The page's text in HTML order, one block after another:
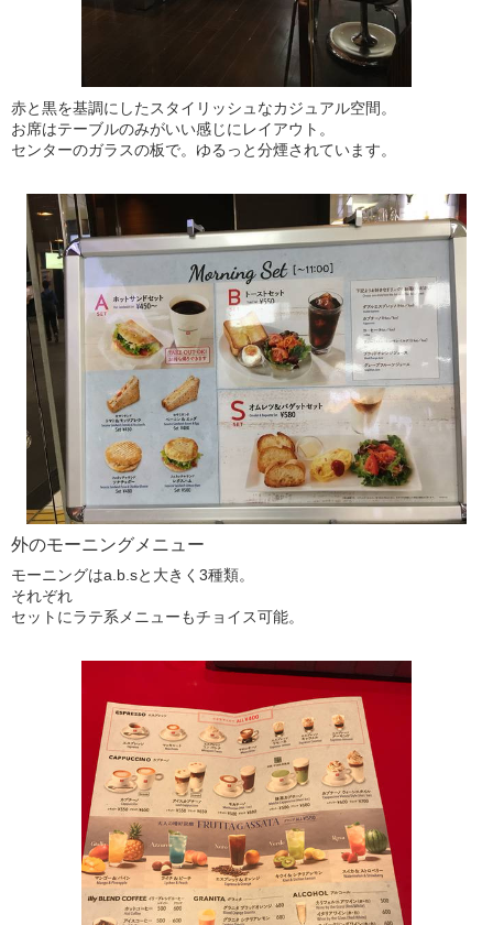
赤と黒を基調にしたスタイリッシュなカジュアル空間。
お席はテーブルのみがいい感じにレイアウト。
センターのガラスの板で。ゆるっと分煙されています。
外のモーニングメニュー
モーニングはa.b.sと大きく3種類。
それぞれ
セットにラテ系メニューもチョイス可能。